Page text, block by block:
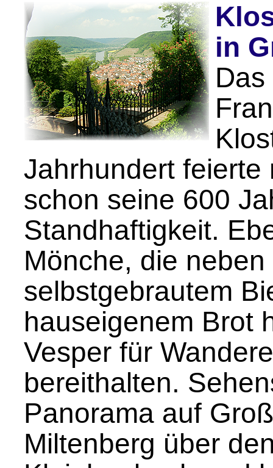
in
Jahrhundert feierte
schon seine 600
Standhaftigkeit.
Mönche, die neben
selbstgebrautem
hauseigenem Brot
Vesper für
bereithalten.
Panorama auf
Miltenberg über